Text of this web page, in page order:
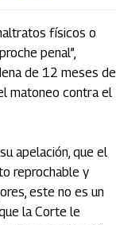
físicos o
penal”,
de 12 meses de
matoneo contra el
apelación, que el
reprochable y
este no es un
la Corte le